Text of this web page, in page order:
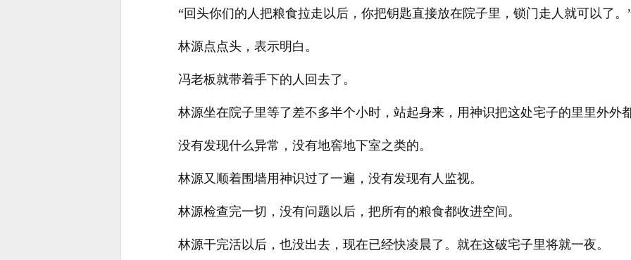
“回头你们的人把粮食拉走以后，你把钥匙直接放在院子里，锁门走人就可以了。
林源点点头，表示明白。
冯老板就带着手下的人回去了。
林源坐在院子里等了差不多半个小时，站起身来，用神识把这处宅子的里里外外
没有发现什么异常，没有地窖地下室之类的。
林源又顺着围墙用神识过了一遍，没有发现有人监视。
林源检查完一切，没有问题以后，把所有的粮食都收进空间。
林源干完活以后，也没出去，现在已经快凌晨了。就在这破宅子里将就一夜。